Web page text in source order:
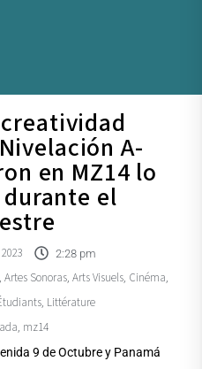
A-
en MZ14 lo
el
2:28 pm
Artes Sonoras, Arts Visuels, Cinéma
Littérature
mz14
9 de Octubre y Panamá